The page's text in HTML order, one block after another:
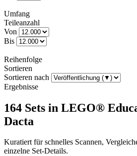
Umfang
Teileanzahl
Von
Bis
Reihenfolge
Sortieren
Sortieren nach
Ergebnisse
164 Sets in LEGO®
Dacta
Kuratiert für schnelles Scannen,
einzelne Set-Details.